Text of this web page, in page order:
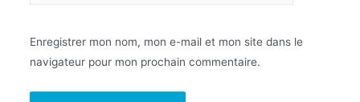
Enregistrer mon nom, mon e-mail et mon site dans le
navigateur pour mon prochain commentaire.